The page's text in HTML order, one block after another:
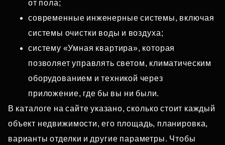
от пола;
современные инженерные системы, включая
системы очистки воды и воздуха;
систему «Умная квартира», которая
позволяет управлять светом, климатическим
оборудованием и техникой через
приложение, где бы вы ни были.
В каталоге на сайте указано, сколько стоит каждый
объект недвижимости, его площадь, планировка,
варианты отделки и другие параметры. Чтобы